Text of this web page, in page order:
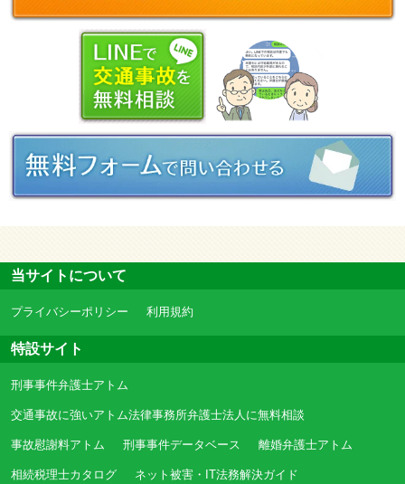
当サイトについて
プライバシーポリシー 利用規約
特設サイト
刑事事件弁護士アトム
交通事故に強いアトム法律事務所弁護士法人に無料相談
事故慰謝料アトム 刑事事件データベース 離婚弁護士アトム
相続税理士カタログ ネット被害・IT法務解決ガイド